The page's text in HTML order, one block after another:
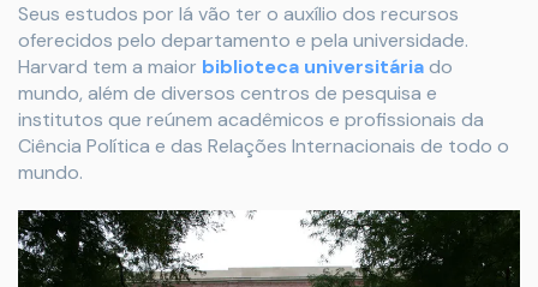
Seus estudos por lá vão ter o auxílio dos recursos
oferecidos pelo departamento e pela universidade.
Harvard tem a maior biblioteca universitáriado
mundo, além de diversos centros de pesquisa e
institutos que reúnem acadêmicos e profissionais da
Ciência Política e das Relações Internacionais de todo o
mundo.